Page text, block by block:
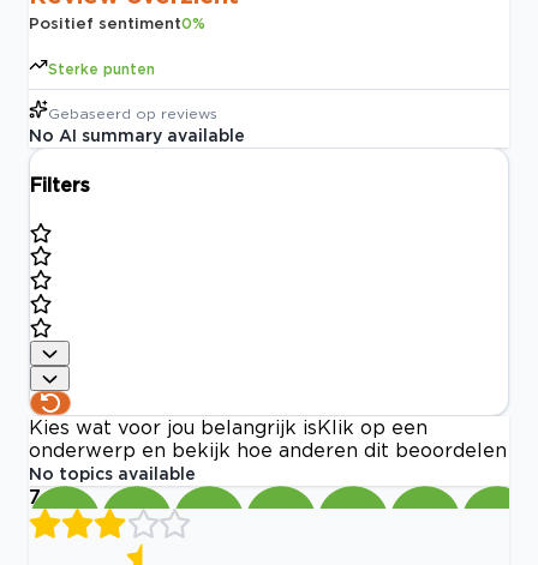
Positief sentiment0%
Sterke punten
Gebaseerd op reviews
No AI summary available
Filters
Kies wat voor jou belangrijk is Klik op een
onderwerp en bekijk hoe anderen dit beoordelen
No topics available
7